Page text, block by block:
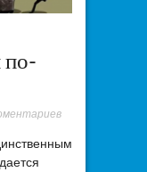
по-